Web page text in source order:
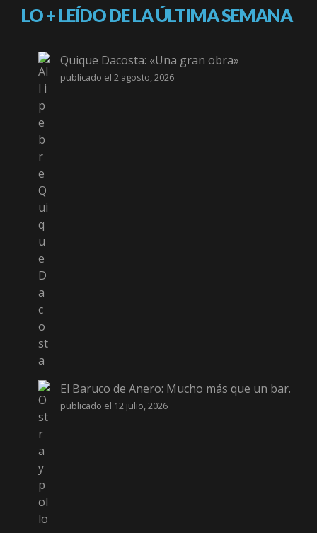
LO + LEÍDO DE LA ÚLTIMA SEMANA
Quique Dacosta: «Una gran obra»
publicado el 2 agosto, 2026
El Baruco de Anero: Mucho más que un bar.
publicado el 12 julio, 2026